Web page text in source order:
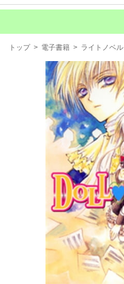
現
トップ > 電子書籍 > ライトノベル